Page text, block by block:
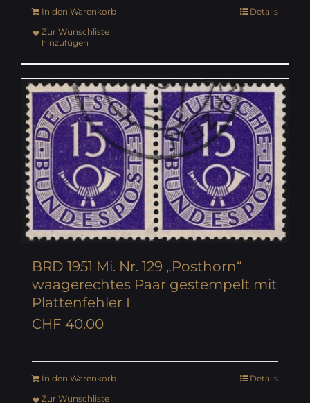
In den Warenkorb
Details
Zur Wunschliste
hinzufügen
BRD 1951 Mi. Nr. 129 „Posthorn“
waagerechtes Paar gestempelt mit
Plattenfehler I
CHF 40.00
In den Warenkorb
Details
Zur Wunschliste